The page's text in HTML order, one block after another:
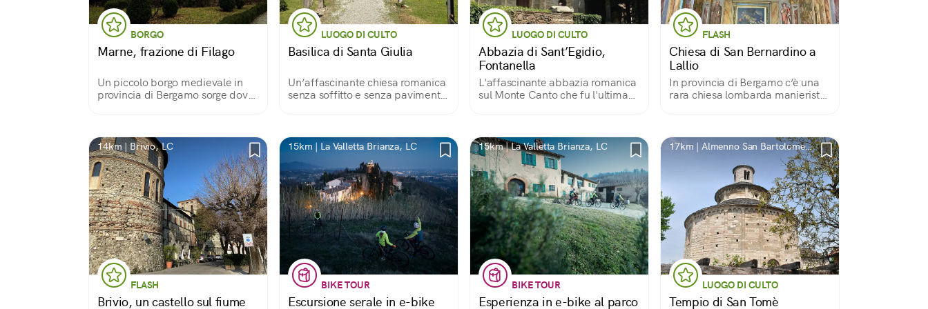
BORGO
Marne, frazione di Filago
Un piccolo borgo medievale in
provincia di Bergamo sorge dove
LUOGO DI CULTO
Basilica di Santa Giulia
Un’affascinante chiesa romanica
senza soffitto e senza pavimento
LUOGO DI CULTO
Abbazia di Sant’Egidio,
Fontanella
L'affascinante abbazia romanica
sul Monte Canto che fu l'ultima
FLASH
Chiesa di San Bernardino a
Lallio
In provincia di Bergamo c’è una
rara chiesa lombarda manierista
Caterina d’Alessandria, di San
Bernardino e la Passione.
14km | Brivio, LC
FLASH
Brivio, un castello sul fiume
15km | La Valletta Brianza, LC
BIKE TOUR
Escursione serale in e-bike
15km | La Valletta Brianza, LC
BIKE TOUR
Esperienza in e-bike al parco
17km | Almenno San Bartolomeo,
LUOGO DI CULTO
Tempio di San Tomè